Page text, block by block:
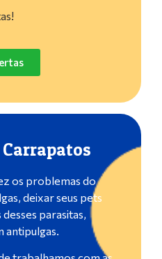
os problemas do
deixar seus pets
desses parasitas,
antipulgas.